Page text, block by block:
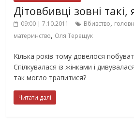
Дітовбивці зовні такі,
09:00 | 7.10.2011 Вбивство,
материнство, Оля Терещук
Кілька років тому довелося
Спілкувалася із жінками і
так могло трапитися?
Читати далі